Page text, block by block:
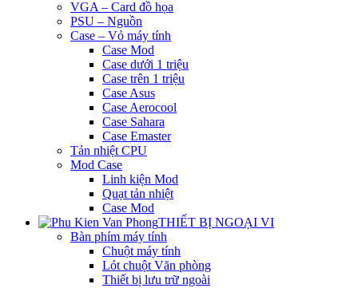
VGA – Card đồ họa
PSU – Nguồn
Case – Vỏ máy tính
Case Mod
Case dưới 1 triệu
Case trên 1 triệu
Case Asus
Case Aerocool
Case Sahara
Case Emaster
Tản nhiệt CPU
Mod Case
Linh kiện Mod
Quạt tản nhiệt
Case Mod
THIẾT BỊ NGOẠI VI
Bàn phím máy tính
Chuột máy tính
Lót chuột Văn phòng
Thiết bị lưu trữ ngoài